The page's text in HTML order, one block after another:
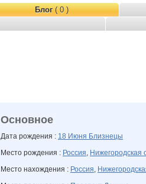
Блог( 0 )
Основное
Дата рождения : 18 Июня Близнецы
Место рождения : Россия, Нижегородская
Место нахождения : Россия,